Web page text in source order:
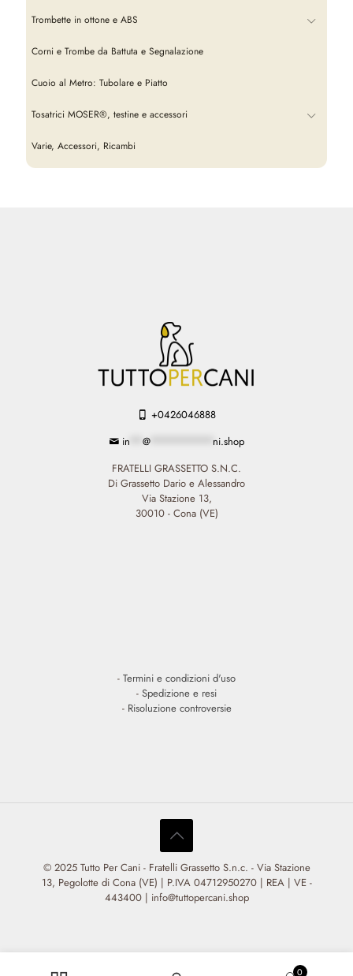
Trombette in ottone e ABS
Corni e Trombe da Battuta e Segnalazione
Cuoio al Metro: Tubolare e Piatto
Tosatrici MOSER®, testine e accessori
Varie, Accessori, Ricambi
+0426046888
in
@
ni.shop
FRATELLI GRASSETTO S.N.C.
Di Grassetto Dario e Alessandro
Via Stazione 13,
30010 - Cona (VE)
- Termini e condizioni d'uso
- Spedizione e resi
- Risoluzione controversie
© 2025 Tutto Per Cani - Fratelli Grassetto S.n.c. - Via Stazione
13, Pegolotte di Cona (VE) | P.IVA 04712950270 | REA | VE -
443400 | info@tuttopercani.shop
0